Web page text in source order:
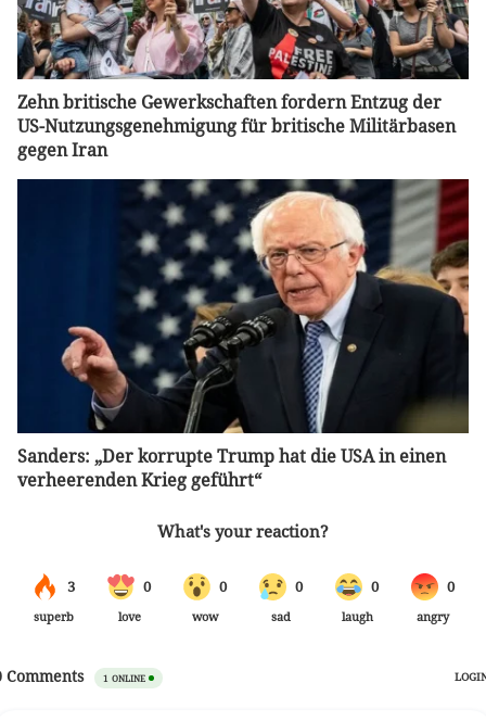
Zehn britische Gewerkschaften fordern Entzug der
US-Nutzungsgenehmigung für britische Militärbasen
gegen Iran
Sanders: „Der korrupte Trump hat die USA in einen
verheerenden Krieg geführt“